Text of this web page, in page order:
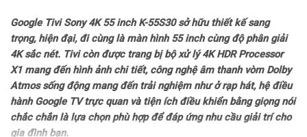
Công nghệ hình ảnh
Công nghệ hình ảnh: Tăng cường màu sắc Triluminos Pro
– HLG
– HDR10
Google Tivi Sony 4K 55 inch K-55S30 sở hữu thiết kế sang
trọng, hiện đại, đi cùng là màn hình 55 inch cùng độ phân giải
4K sắc nét. Tivi còn được trang bị bộ xử lý 4K HDR Processor
X1 mang đến hình ảnh chi tiết, công nghệ âm thanh vòm Dolby
Atmos sống động mang đến trải nghiệm như ở rạp hát, hệ điều
hành Google TV trực quan và tiện ích điều khiển bằng giọng nói
chắc chắn là lựa chọn phù hợp để đáp ứng nhu cầu giải trí cho
gia đình bạn.